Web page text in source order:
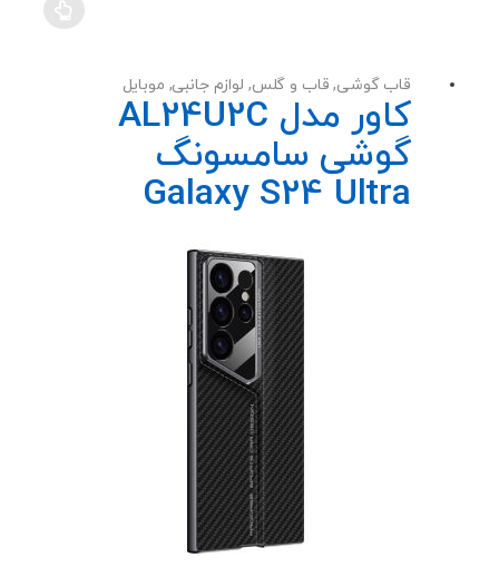
قاب گوشی, قاب و گلس, لوازم جانبی, موبایل
کاور مدل AL24U2C
گوشی سامسونگ
Galaxy S24 Ultra